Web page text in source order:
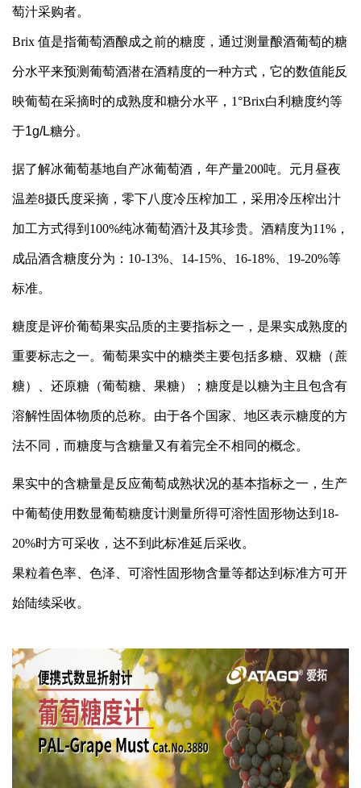
萄汁采购者。
Brix 值是指葡萄酒酿成之前的糖度，通过测量酿酒葡萄的糖
分水平来预测葡萄酒潜在酒精度的一种方式，它的数值能反
映葡萄在采摘时的成熟度和糖分水平，1°Brix白利糖度约等
于1g/L糖分。
据了解冰葡萄基地自产冰葡萄酒，年产量200吨。元月昼夜
温差8摄氏度采摘，零下八度冷压榨加工，采用冷压榨出汁
加工方式得到100%纯冰葡萄酒汁及其珍贵。酒精度为11%，
成品酒含糖度分为：10-13%、14-15%、16-18%、19-20%等
标准。
糖度是评价葡萄果实品质的主要指标之一，是果实成熟度的
重要标志之一。葡萄果实中的糖类主要包括多糖、双糖（蔗
糖）、还原糖（葡萄糖、果糖）；糖度是以糖为主且包含有
溶解性固体物质的总称。由于各个国家、地区表示糖度的方
法不同，而糖度与含糖量又有着完全不相同的概念。
果实中的含糖量是反应葡萄成熟状况的基本指标之一，生产
中葡萄使用数显葡萄糖度计测量所得可溶性固形物达到18-
20%时方可采收，达不到此标准延后采收。
果粒着色率、色泽、可溶性固形物含量等都达到标准方可开
始陆续采收。